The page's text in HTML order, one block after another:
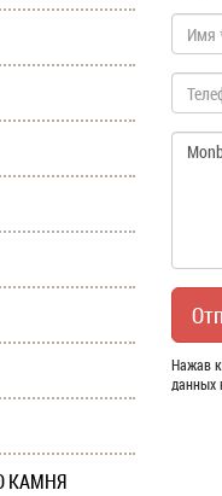
Нажав
данных
КАМНЯ